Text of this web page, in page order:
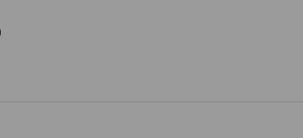
Open link in new window